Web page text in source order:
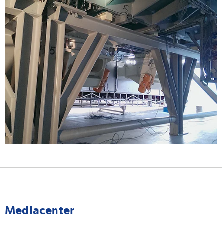
Mediacenter